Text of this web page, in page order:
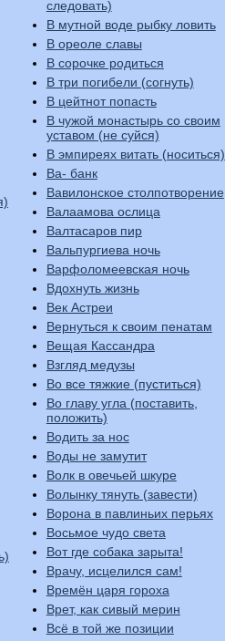
следовать)
В мутной воде рыбку ловить
В ореоле славы
В сорочке родиться
В три погибели (согнуть)
В цейтнот попасть
В чужой монастырь со своим
уставом (не суйся)
В эмпиреях витать (носиться)
Ва- банк
Вавилонское столпотворение
Валаамова ослица
Валтасаров пир
Вальпургиева ночь
Варфоломеевская ночь
Вдохнуть жизнь
Век Астреи
Вернуться к своим пенатам
Вещая Кассандра
Взгляд медузы
Во все тяжкие (пуститься)
Во главу угла (поставить,
положить)
Водить за нос
Воды не замутит
Волк в овечьей шкуре
Волынку тянуть (завести)
Ворона в павлиньих перьях
Восьмое чудо света
Вот где собака зарыта!
Врачу, исцелился сам!
Времён царя гороха
Врет, как сивый мерин
Всё в той же позиции